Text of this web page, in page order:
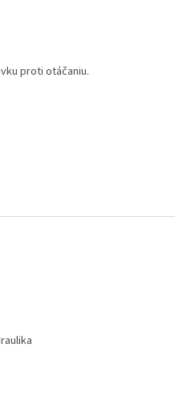
proti otáčaniu.